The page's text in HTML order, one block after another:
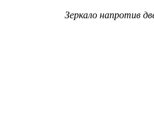
Зеркало напротив